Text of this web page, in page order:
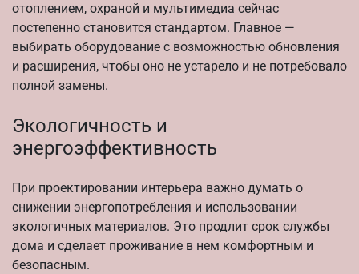
отоплением, охраной и мультимедиа сейчас
постепенно становится стандартом. Главное —
выбирать оборудование с возможностью обновления
и расширения, чтобы оно не устарело и не потребовало
полной замены.
Экологичность и
энергоэффективность
При проектировании интерьера важно думать о
снижении энергопотребления и использовании
экологичных материалов. Это продлит срок службы
дома и сделает проживание в нем комфортным и
безопасным.